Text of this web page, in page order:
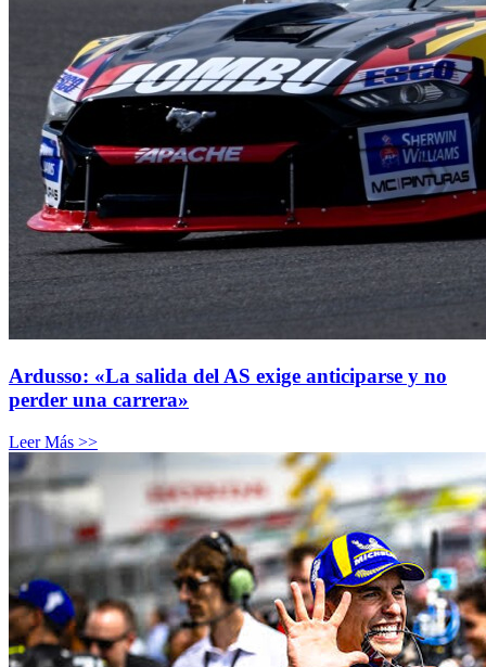
Ardusso: «La salida del AS exige anticiparse y no
perder una carrera»
Leer Más >>